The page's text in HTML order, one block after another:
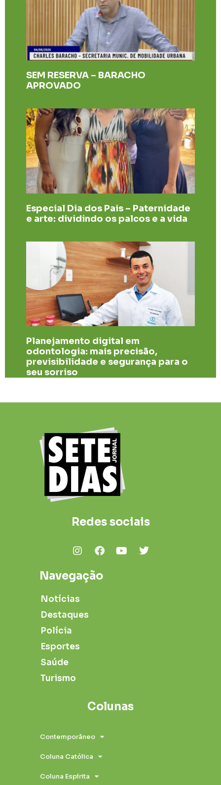
SEM RESERVA – BARACHO
APROVADO
Especial Dia dos Pais – Paternidade
e arte: dividindo os palcos e a vida
Planejamento digital em
odontologia: mais precisão,
previsibilidade e segurança para o
seu sorriso
Redes sociais
Navegação
Notícias
Destaques
Polícia
Esportes
Saúde
Turismo
Colunas
Contemporâneo
Coluna Católica
Coluna Espírita